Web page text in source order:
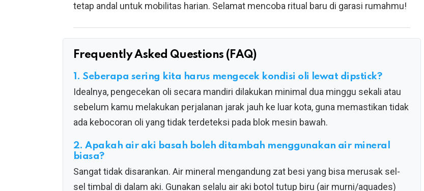
tetap andal untuk mobilitas harian. Selamat mencoba ritual baru di garasi rumahmu!
Frequently Asked Questions (FAQ)
1. Seberapa sering kita harus mengecek kondisi oli lewat dipstick?
Idealnya, pengecekan oli secara mandiri dilakukan minimal dua minggu sekali atau
sebelum kamu melakukan perjalanan jarak jauh ke luar kota, guna memastikan tidak
ada kebocoran oli yang tidak terdeteksi pada blok mesin bawah.
2. Apakah air aki basah boleh ditambah menggunakan air mineral
biasa?
Sangat tidak disarankan. Air mineral mengandung zat besi yang bisa merusak sel-
sel timbal di dalam aki. Gunakan selalu air aki botol tutup biru (air murni/aquades)